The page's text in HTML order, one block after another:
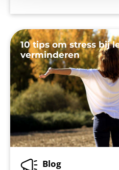
10 tips om stress bij
verminderen
Blog